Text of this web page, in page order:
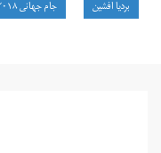
بردیا افشین جام‌ جهانی ۲۰۱۸